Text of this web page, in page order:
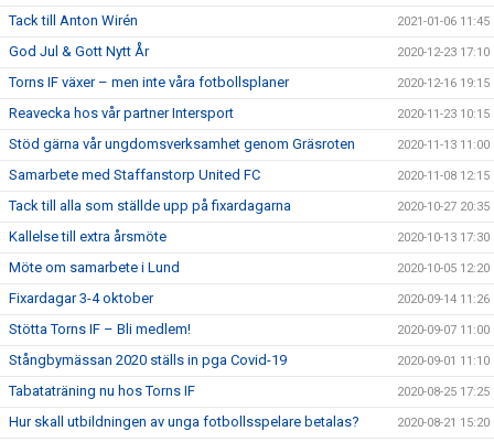
Tack till Anton Wirén 2021-01-06 11:45
God Jul & Gott Nytt År 2020-12-23 17:10
Torns IF växer – men inte våra fotbollsplaner 2020-12-16 19:15
Reavecka hos vår partner Intersport 2020-11-23 10:15
Stöd gärna vår ungdomsverksamhet genom Gräsroten 2020-11-13 11:00
Samarbete med Staffanstorp United FC 2020-11-08 12:15
Tack till alla som ställde upp på fixardagarna 2020-10-27 20:35
Kallelse till extra årsmöte 2020-10-13 17:30
Möte om samarbete i Lund 2020-10-05 12:20
Fixardagar 3-4 oktober 2020-09-14 11:26
Stötta Torns IF – Bli medlem! 2020-09-07 11:00
Stångbymässan 2020 ställs in pga Covid-19 2020-09-01 11:10
Tabataträning nu hos Torns IF 2020-08-25 17:25
Hur skall utbildningen av unga fotbollsspelare betalas? 2020-08-21 15:20